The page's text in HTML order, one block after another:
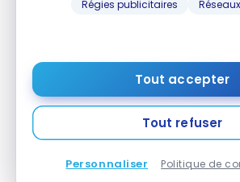
Régies publicitaires
Tout accepter
Tout refuser
Personnaliser Politique de
avoir à changer d’outil à
Intégrations avec
comptabilité